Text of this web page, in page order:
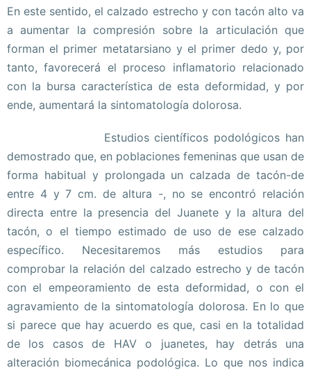
En este sentido, el calzado estrecho y con tacón alto va
a aumentar la compresión sobre la articulación que
forman el primer metatarsiano y el primer dedo y, por
tanto, favorecerá el proceso inflamatorio relacionado
con la bursa característica de esta deformidad, y por
ende, aumentará la sintomatología dolorosa.
Estudios científicos podológicos han
demostrado que, en poblaciones femeninas que usan de
forma habitual y prolongada un calzada de tacón-de
entre 4 y 7 cm. de altura -, no se encontró relación
directa entre la presencia del Juanete y la altura del
tacón, o el tiempo estimado de uso de ese calzado
específico. Necesitaremos más estudios para
comprobar la relación del calzado estrecho y de tacón
con el empeoramiento de esta deformidad, o con el
agravamiento de la sintomatología dolorosa. En lo que
si parece que hay acuerdo es que, casi en la totalidad
de los casos de HAV o juanetes, hay detrás una
alteración biomecánica podológica. Lo que nos indica